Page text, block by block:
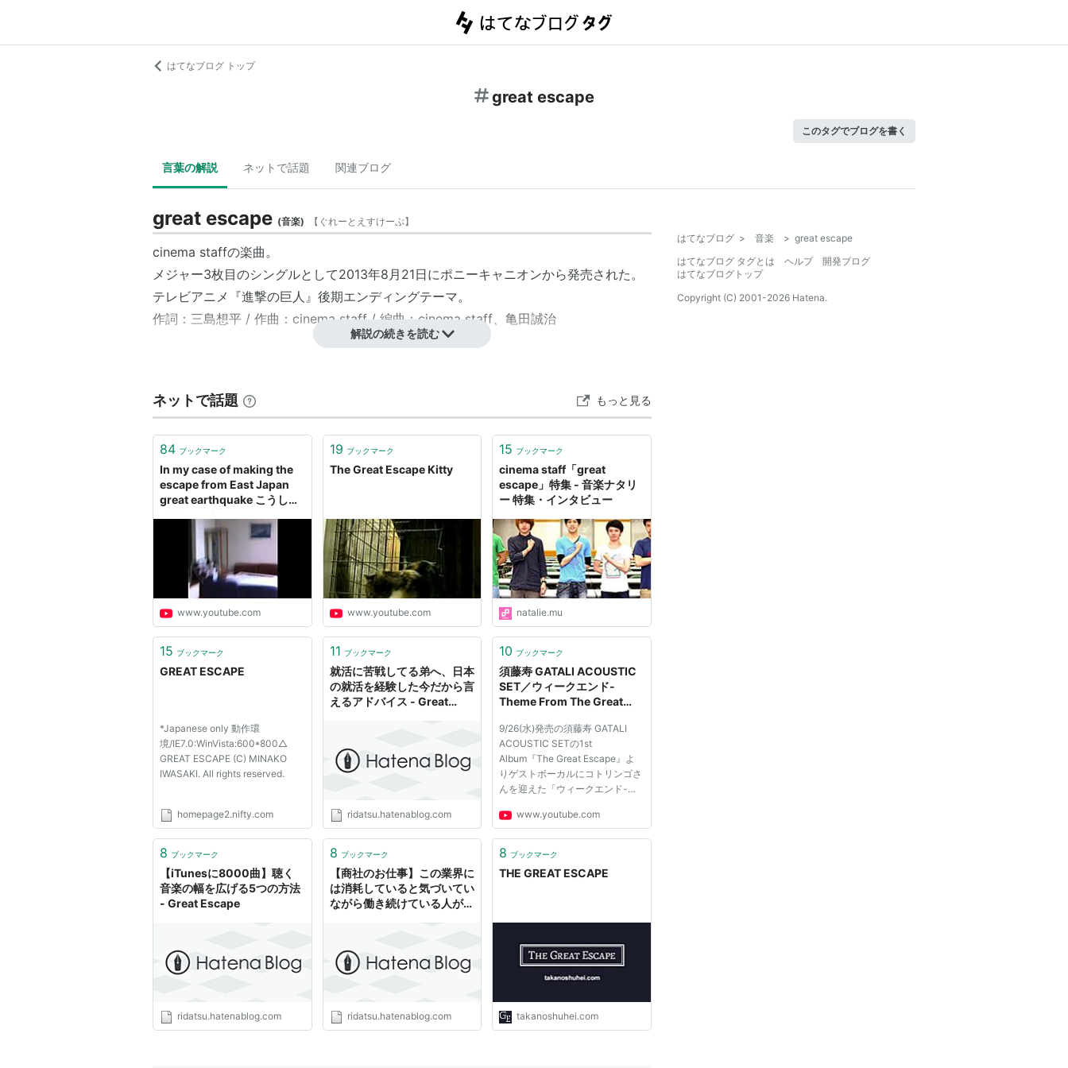
はてなブログ トップ
great escape
このタグでブログを書く
言葉の解説 ネットで話題 関連ブログ
great escape (音楽) 【 ぐれーとえすけーぷ】
cinema staffの楽曲。
メジャー3枚目のシングルとして2013年8月21日にポニーキャニオンから発売された。
テレビアニメ『進撃の巨人』後期エンディングテーマ。
作詞： 三島想平 / 作曲：cinema staff / 編曲：cinema staff、亀田誠治
great escape
cinema staff【僕たちの秘法】tour Final @2013.07.11 渋谷CLUB QUATTRO
望郷
世紀の発見
into the green
革命の翌日
西南西の虹
溶けない氷
great escape
アーティスト:cinema staff
出版社/メーカー:ポニーキャニオン
発売日:2013/08/21
この商品を含むブログ (11件) を見る
リスト::曲タイトル
解説の続きを読む
ネットで話題 もっと見る
84 ブックマーク
In my case of making the
escape from East Japan
great earthquake こうして
www.youtube.com
19 ブックマーク
The Great Escape Kitty
www.youtube.com
15 ブックマーク
cinema staff「great
escape」特集 - 音楽ナタリ
ー 特集・インタビュー
natalie.mu
15 ブックマーク
GREAT ESCAPE
*Japanese only 動作環
境/IE7.0:WinVista:600*800△
GREAT ESCAPE (C) MINAKO
IWASAKI. All rights reserved.
homepage2.nifty.com
11 ブックマーク
就活に苦戦してる弟へ、日本
の就活を経験した今だから言
えるアドバイス - Great
ridatsu.hatenablog.com
10 ブックマーク
須藤寿 GATALI ACOUSTIC
SET／ウィークエンド-
Theme From The Great
9/26(水)発売の須藤寿 GATALI
ACOUSTIC SETの1st
Album『The Great Escape』よ
りゲストボーカルにコトリンゴさ
んを迎えた「ウィークエンド-
Escape-」のミュージックビデオ
ACOUSTIC SET＞ 須藤寿 長岡亮
須藤寿によるソロプロジェクト。
www.youtube.com
8 ブックマーク
【iTunesに8000曲】聴く
音楽の幅を広げる5つの方法
- Great Escape
ridatsu.hatenablog.com
8 ブックマーク
【商社のお仕事】この業界に
は消耗していると気づいてい
ながら働き続けている人が多
ridatsu.hatenablog.com
8 ブックマーク
THE GREAT ESCAPE
takanoshuhei.com
はてなブログ > 音楽 > great escape
はてなブログ タグとは
ヘルプ
開発ブログ
はてなブログトップ
Copyright (C) 2001-2026 Hatena.